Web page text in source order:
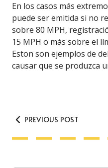
En los casos más
puede ser emitida si no
sobre 80 MPH,
15 MPH o más sobre el
Eston son ejemplos de
causar que se produzca
PREVIOUS POST